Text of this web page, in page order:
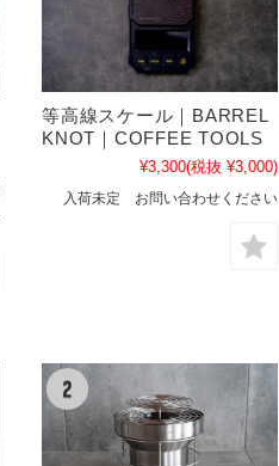
等高線スケール｜BARREL
KNOT｜COFFEE TOOLS
¥3,300(税抜 ¥3,000)
入荷未定 お問い合わせください